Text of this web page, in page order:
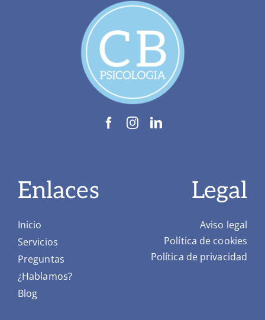
Enlaces
Inicio
Servicios
Preguntas
¿Hablamos?
Blog
Legal
Aviso legal
Política de cookies
Política de privacidad